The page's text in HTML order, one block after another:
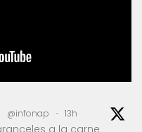
@infonap · 13h
a la carne